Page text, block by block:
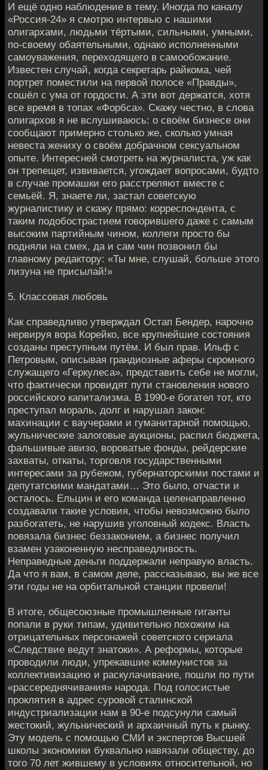
И ещё одно наблюдение в тему. Иногда по каналу
«Россия-24» я смотрю интервью с нашими
олигархами, людьми тёртыми, сильными, умными,
по-своему обаятельными, однако исполненными
самоуважения, переходящего в самообожание.
Известен случай, когда секретарь райкома, чей
портрет поместили на первой полосе «Правды»,
сошёл с ума от гордости. А эти вот держатся, хотя
все время в топах «Форбса». Скажу честно, в слова
олигархов я не вслушиваюсь: о своём бизнесе они
сообщают примерно столько же, сколько умная
невеста жениху о своём добрачном сексуальном
опыте. Интересней смотреть на журналиста, уж как
он трепещет, извивается, угождает вопросами, будто
в случае промашки его расстреляют вместе с
семьёй. Я, знаете ли, застал советскую
журналистику и скажу прямо: корреспондента, с
таким подобострастием говорившего даже с самым
высоким партийным чином, коллеги просто бы
подняли на смех, да и сам чин позвонил бы
главному редактору: «Ты мне, слушай, больше этого
лизуна не присылай!»
5. Классовая любовь
Как справедливо утверждал Остап Бендер, нарочно
нервируя вора Корейко, все крупнейшие состояния
созданы преступным путём. И был прав. Ильф с
Петровым, описывая грандиозные аферы скромного
служащего «Геркулеса», представить себе не могли,
что фактически провидят пути становления нового
российского капитализма. В 1990-е богател тот, кто
преступал мораль, долг и нарушал закон:
махинации с ваучерами и гуманитарной помощью,
жульнические залоговые аукционы, распил бюджета,
фальшивые авизо, вороватые фонды, рейдерские
захваты, откаты, торговля государственными
интересами за рубежом, губернаторскими постами и
депутатскими мандатами… Это было, отчасти и
осталось. Ельцин и его команда целенаправленно
создавали такие условия, чтобы невозможно было
разбогатеть, не нарушив уголовный кодекс. Власть
повязала бизнес беззаконием, а бизнес получил
взамен узаконенную несправедливость.
Неправедные деньги поддержали неправую власть.
Да что я вам, в самом деле, рассказываю, вы же все
эти годы не на орбитальной станции провели!
В итоге, общесоюзные промышленные гиганты
попали в руки типам, удивительно похожим на
отрицательных персонажей советского сериала
«Следствие ведут знатоки». А реформы, которые
проводили люди, упрекавшие коммунистов за
коллективизацию и раскулачивание, пошли по пути
«рассереднячивания» народа. Под голосистые
проклятия в адрес суровой сталинской
индустриализации нам в 90-е подсунули самый
жестокий, жульнический и архаичный путь к рынку.
Эту модель с помощью СМИ и экспертов Высшей
школы экономики буквально навязали обществу, до
того 70 лет жившему в условиях относительной, но